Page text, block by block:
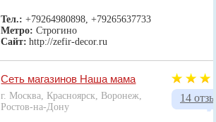
Тел.:+79264980898, +79265637733
Метро:Строгино
Сайт: http://zefir-decor.ru
14
Сеть магазинов Наша мама
г. Москва, Красноярск, Воронеж,
Ростов-на-Дону